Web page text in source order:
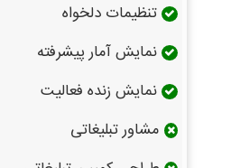
تنظیمات دلخواه
نمایش آمار پیشرفته
نمایش زنده فعالیت
مشاور تبلیغاتی